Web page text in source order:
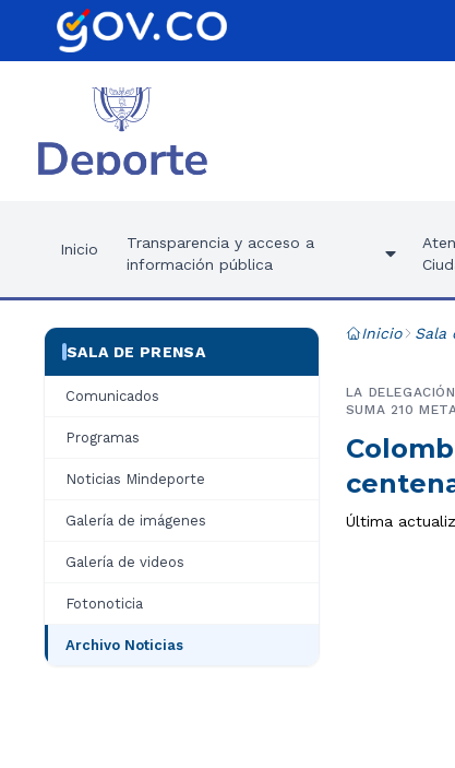
Inicio
Transparencia y acceso a
información pública
SALA DE PRENSA
Comunicados
Programas
Noticias Mindeporte
Galería de imágenes
Galería de videos
Fotonoticia
Archivo Noticias
Inicio Sala
LA
SUMA 210
Última